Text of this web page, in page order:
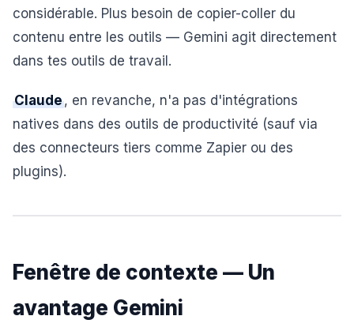
considérable. Plus besoin de copier-coller du
contenu entre les outils — Gemini agit directement
dans tes outils de travail.
Claude, en revanche, n'a pas d'intégrations
natives dans des outils de productivité (sauf via
des connecteurs tiers comme Zapier ou des
plugins).
Fenêtre de contexte — Un
avantage Gemini